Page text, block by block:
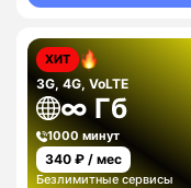
ХИТ
3G, 4G, VoLTE
∞ Гб
1000 минут
340 ₽ / мес
Безлимитные сервисы